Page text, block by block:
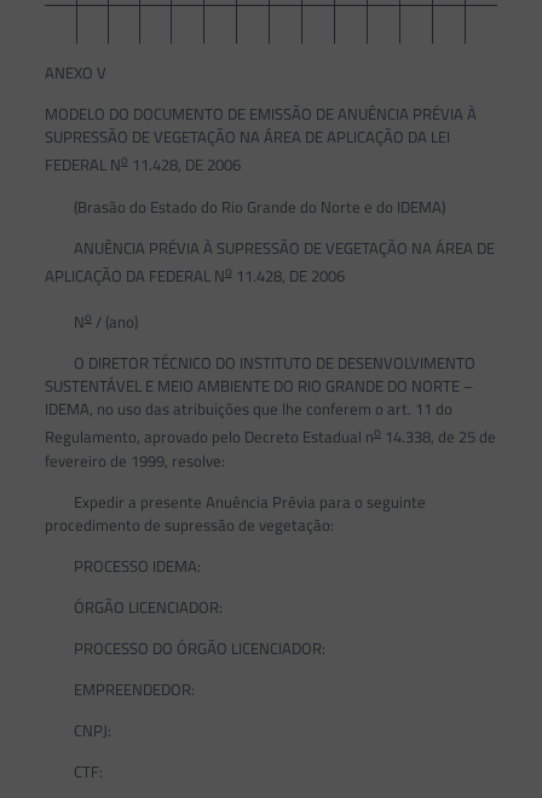
ANEXO V
MODELO DO DOCUMENTO DE EMISSÃO DE ANUÊNCIA PRÉVIA À
SUPRESSÃO DE VEGETAÇÃO NA ÁREA DE APLICAÇÃO DA LEI
FEDERAL No11.428, DE 2006
(Brasão do Estado do Rio Grande do Norte e do IDEMA)
ANUÊNCIA PRÉVIA À SUPRESSÃO DE VEGETAÇÃO NA ÁREA DE
APLICAÇÃO DA FEDERAL No11.428, DE 2006
No/ (ano)
O DIRETOR TÉCNICO DO INSTITUTO DE DESENVOLVIMENTO
SUSTENTÁVEL E MEIO AMBIENTE DO RIO GRANDE DO NORTE –
IDEMA, no uso das atribuições que lhe conferem o art. 11 do
Regulamento, aprovado pelo Decreto Estadual no14.338, de 25 de
fevereiro de 1999, resolve:
Expedir a presente Anuência Prévia para o seguinte
procedimento de supressão de vegetação:
PROCESSO IDEMA:
ÓRGÃO LICENCIADOR:
PROCESSO DO ÓRGÃO LICENCIADOR:
EMPREENDEDOR:
CNPJ:
CTF: